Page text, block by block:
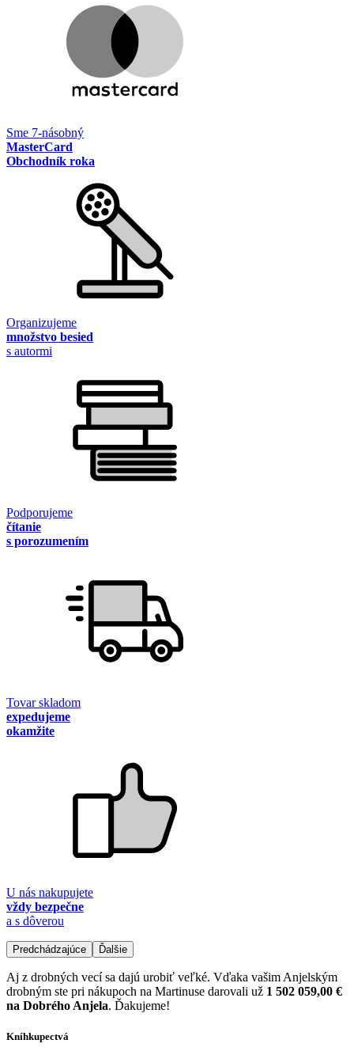
Sme 7-násobný
MasterCard
Obchodník roka
Organizujeme
množstvo besied
s autormi
Podporujeme
čítanie
s porozumením
Tovar skladom
expedujeme
okamžite
U nás nakupujete
vždy bezpečne
a s dôverou
Predchádzajúce Ďalšie
Aj z drobných vecí sa dajú urobiť veľké. Vďaka vašim Anjelským
drobným ste pri nákupoch na Martinuse darovali už 1 502 059,00 €
na Dobrého Anjela. Ďakujeme!
Kníhkupectvá